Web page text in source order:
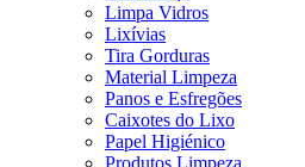
Limpa Vidros
Lixívias
Tira Gorduras
Material Limpeza
Panos e Esfregões
Caixotes do Lixo
Papel Higiénico
Produtos Limpeza